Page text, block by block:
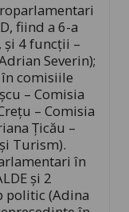
fiind a 6-a
şi 4 funcţii –
Severin);
comisiile
– Comisia
– Comisia
Ţicău –
Turism).
în
şi 2
politic (Adina